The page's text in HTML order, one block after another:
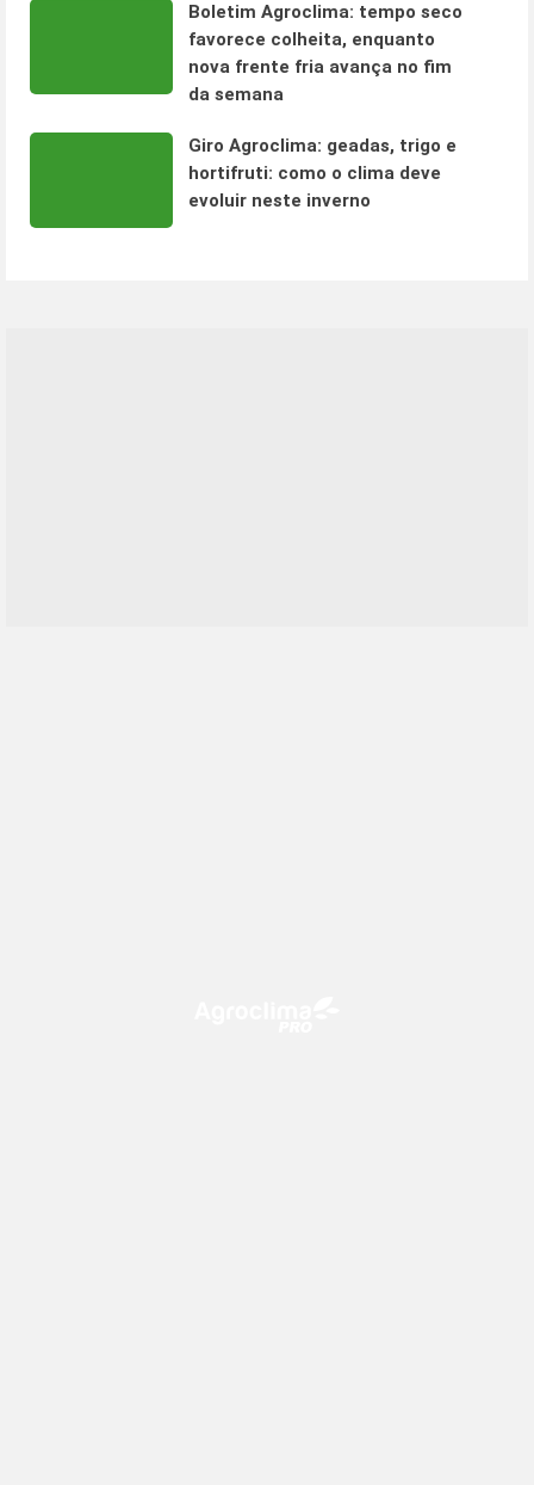
Boletim Agroclima: tempo seco
favorece colheita, enquanto
nova frente fria avança no fim
da semana
Giro Agroclima: geadas, trigo e
hortifruti: como o clima deve
evoluir neste inverno